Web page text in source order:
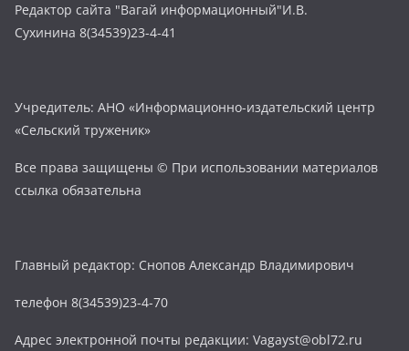
Редактор сайта "Вагай информационный"И.В.
Сухинина 8(34539)23-4-41
Учредитель: АНО «Информационно-издательский центр
«Сельский труженик»
Все права защищены © При использовании материалов
ссылка обязательна
Главный редактор: Снопов Александр Владимирович
телефон 8(34539)23-4-70
Адрес электронной почты редакции: Vagayst@obl72.ru